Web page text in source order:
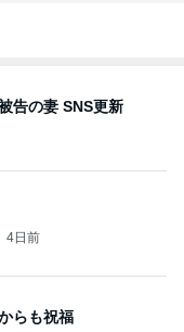
告の妻 SNS更新
4日前
らも祝福